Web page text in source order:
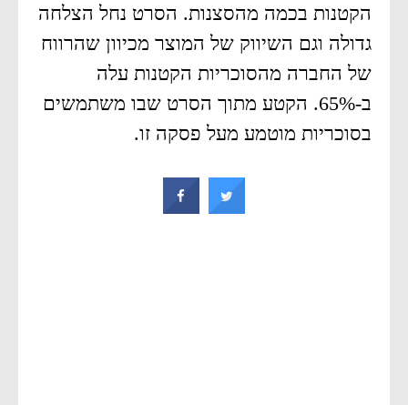
הקטנות בכמה מהסצנות. הסרט נחל הצלחה
גדולה וגם השיווק של המוצר מכיוון שהרווח
של החברה מהסוכריות הקטנות עלה
ב-65%. הקטע מתוך הסרט שבו משתמשים
בסוכריות מוטמע מעל פסקה זו.